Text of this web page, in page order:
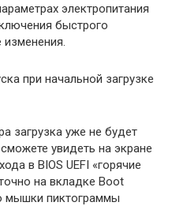
электропитания
быстрого
изменения.
при начальной загрузке
загрузка уже не будет
увидеть на экране
в BIOS UEFI «горячие
на вкладке Boot
мышки пиктограммы